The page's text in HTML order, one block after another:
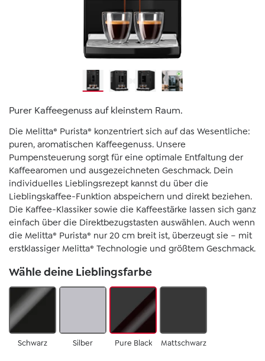
Purer Kaffeegenuss auf kleinstem Raum.
Die Melitta® Purista® konzentriert sich auf das Wesentliche:
puren, aromatischen Kaffeegenuss. Unsere
Pumpensteuerung sorgt für eine optimale Entfaltung der
Kaffeearomen und ausgezeichneten Geschmack. Dein
individuelles Lieblingsrezept kannst du über die
Lieblingskaffee-Funktion abspeichern und direkt beziehen.
Die Kaffee-Klassiker sowie die Kaffeestärke lassen sich ganz
einfach über die Direktbezugstasten auswählen. Auch wenn
die Melitta® Purista® nur 20 cm breit ist, überzeugt sie – mit
erstklassiger Melitta® Technologie und größtem Geschmack.
Wähle deine Lieblingsfarbe
Schwarz Silber Pure Black Mattschwarz